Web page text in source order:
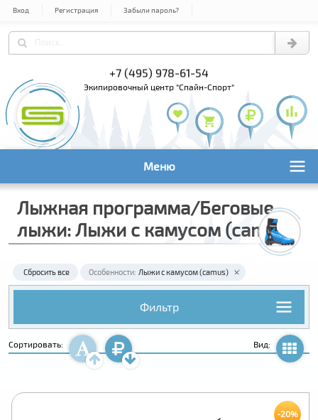
Вход Регистрация Забыли пароль?
+7 (495) 978-61-54
экипировочный центр "Спайн-Спорт"
Меню
Лыжная программа/Беговые
лыжи: Лыжи с камусом (camus)
Сбросить все Особенности: Лыжи с камусом (camus)
Фильтр
Сортировать: Вид:
-20%